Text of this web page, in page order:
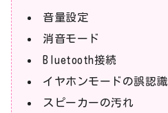
音量設定
消音モード
Bluetooth接続
イヤホンモードの誤認識
スピーカーの汚れ